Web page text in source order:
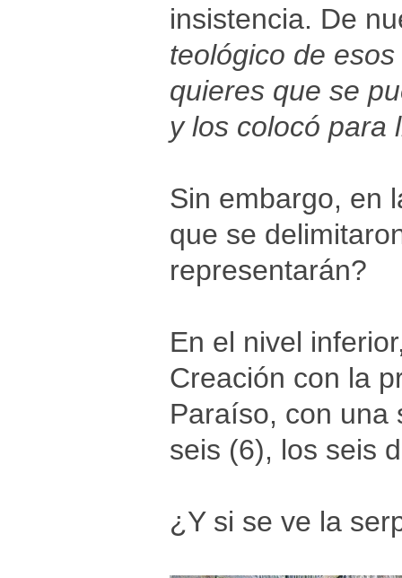
insistencia. De
teológico de
quieres que se
y los colocó para
Sin embargo, en
que se
representarán?
En el nivel
Creación con la
Paraíso, con una
seis (6), los seis
¿Y si se ve la